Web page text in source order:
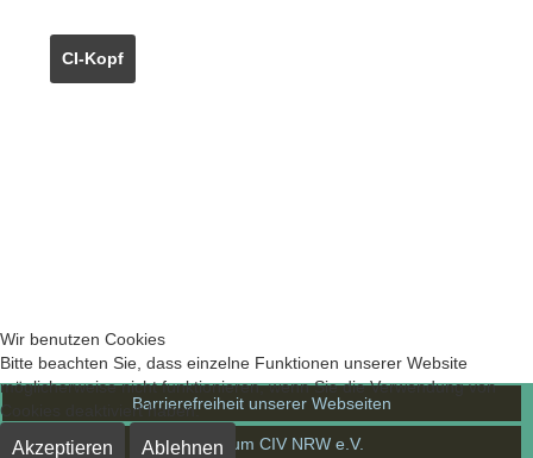
CI-Kopf
Barrierefreiheit unserer Webseiten
Kontakt zum CIV NRW e.V.
Wir benutzen Cookies
Bitte beachten Sie, dass einzelne Funktionen unserer Website
möglicherweise nicht funktionieren, wenn Sie die Verwendung von
Cookies deaktiviert haben.
Akzeptieren Ablehnen